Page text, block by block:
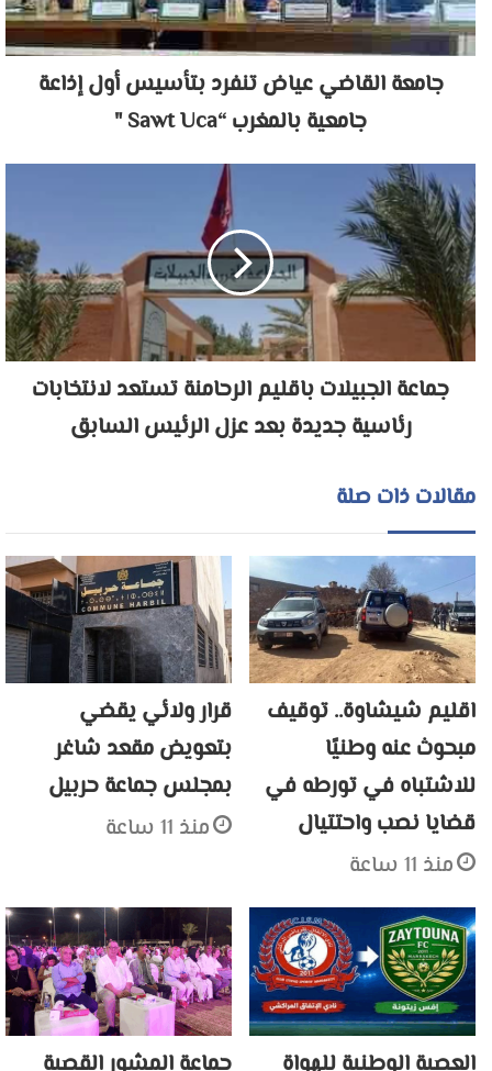
جامعة القاضي عياض تنفرد بتأسيس أول إذاعة
جامعية بالمغرب “Sawt Uca "
جماعة الجبيلات باقليم الرحامنة تستعد لانتخابات
رئاسية جديدة بعد عزل الرئيس السابق
مقالات ذات صلة
اقليم شيشاوة.. توقيف
مبحوث عنه وطنيًا
للاشتباه في تورطه في
قضايا نصب واحتتيال
منذ 11 ساعة
قرار ولائي يقضي
بتعويض مقعد شاغر
بمجلس جماعة حربيل
منذ 11 ساعة